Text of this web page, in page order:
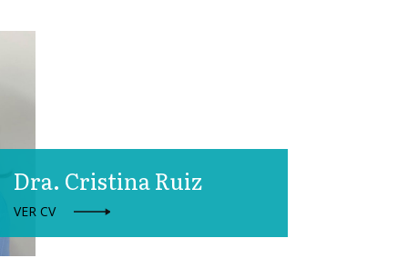
Dra. Cristina Ruiz
VER CV